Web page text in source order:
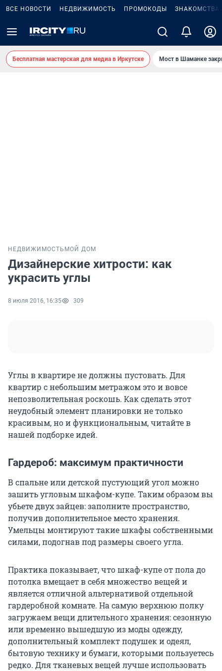
ВСЕ НОВОСТИ НЕДВИЖИМОСТЬ ПРОМОКОДЫ ЗНАКОМСТВА
Бесплатная мастерская для медиа в Иркутске Мост в Шаманке
НЕДВИЖИМОСТЬ МОЙ ДОМ
Дизайнерские хитрости: как
украсить углы
8 июля 2016, 16:35 309
Углы в квартире не должны пустовать. Для
квартир с небольшим метражом это и вовсе
непозволительная роскошь. Как сделать этот
неудобный элемент планировки не только
красивым, но и функциональным, читайте в
нашей подборке идей.
Гардероб: максимум практичности
В спальне или детской пустующий угол можно
зашить угловым шкафом-купе. Таким образом вы
убьете двух зайцев: заполните пространство,
получив дополнительное место хранения.
Умельцы монтируют такие шкафы собственными
силами, подогнав под размеры своего угла.
Практика показывает, что шкаф-купе от пола до
потолка вмещает в себя множество вещей и
является отличной альтернативой отдельной
гардеробной комнате. На самую верхнюю полку
загружаем вещи длительного хранения: сезонную
или временно вышедшую из моды одежду,
дополнительный комплект подушек и одеял,
бытовую технику и бумаги, которыми пользуетесь
редко. Для тканевых вещей лучше использовать